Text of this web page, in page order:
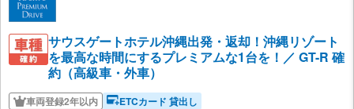
サウスゲートホテル沖縄出発・返却！沖縄リゾート
を最高な時間にするプレミアムな1台を！／ GT-R 確
約（高級車・外車）
車両登録2年以内 ETCカード 貸出し